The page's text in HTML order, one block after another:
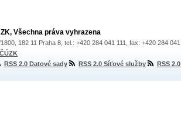
Všechna práva vyhrazena
182 11 Praha 8, tel.: +420 284 041 111, fax: +420 284
RSS 2.0 Datové sady RSS 2.0 Síťové služby RSS